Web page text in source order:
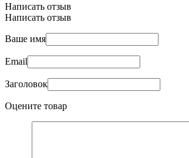
Написать отзыв
Написать отзыв
Ваше имя
Email
Заголовок
Оцените товар